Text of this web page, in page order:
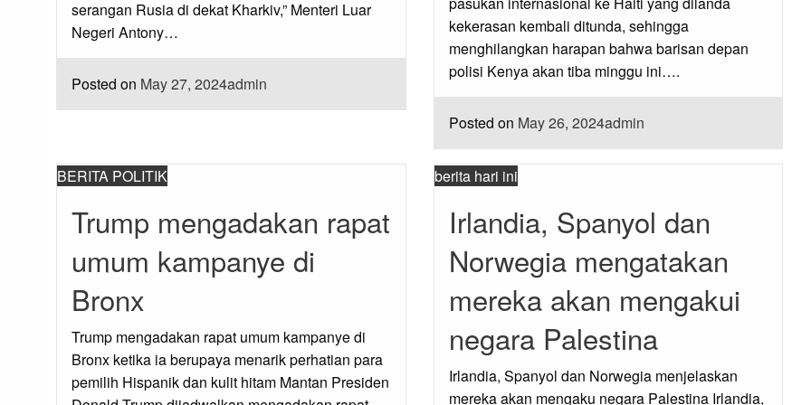
serangan Rusia di dekat Kharkiv,” Menteri Luar
Negeri Antony…
Posted on May 27, 2024admin
kekerasan kembali ditunda, sehingga
menghilangkan harapan bahwa barisan depan
polisi Kenya akan tiba minggu ini….
Posted on May 26, 2024admin
BERITA POLITIK
Trump mengadakan rapat
umum kampanye di
Bronx
Trump mengadakan rapat umum kampanye di
Bronx ketika ia berupaya menarik perhatian para
pemilih Hispanik dan kulit hitam Mantan Presiden
berita hari ini
Irlandia, Spanyol dan
Norwegia mengatakan
mereka akan mengakui
negara Palestina
Irlandia, Spanyol dan Norwegia menjelaskan
mereka akan mengaku negara Palestina Irlandia,